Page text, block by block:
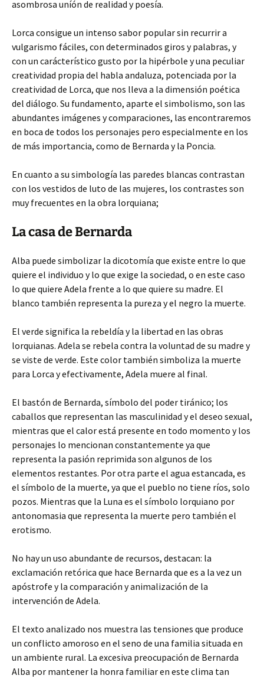
asombrosa uníón de realidad y poesía.
Lorca consigue un intenso sabor popular sin recurrir a
vulgarismo fáciles, con determinados giros y palabras, y
con un carácterístico gusto por la hipérbole y una peculiar
creatividad propia del habla andaluza, potenciada por la
creatividad de Lorca, que nos lleva a la dimensión poética
del diálogo. Su fundamento, aparte el simbolismo, son las
abundantes imágenes y comparaciones, las encontraremos
en boca de todos los personajes pero especialmente en los
de más importancia, como de Bernarda y la Poncia.
En cuanto a su simbología las paredes blancas contrastan
con los vestidos de luto de las mujeres, los contrastes son
muy frecuentes en la obra lorquiana;
La casa de Bernarda
Alba puede simbolizar la dicotomía que existe entre lo que
quiere el individuo y lo que exige la sociedad, o en este caso
lo que quiere Adela frente a lo que quiere su madre. El
blanco también representa la pureza y el negro la muerte.
El verde significa la rebeldía y la libertad en las obras
lorquianas. Adela se rebela contra la voluntad de su madre y
se viste de verde. Este color también simboliza la muerte
para Lorca y efectivamente, Adela muere al final.
El bastón de Bernarda, símbolo del poder tiránico; los
caballos que representan las masculinidad y el deseo sexual,
mientras que el calor está presente en todo momento y los
personajes lo mencionan constantemente ya que
representa la pasión reprimida son algunos de los
elementos restantes. Por otra parte el agua estancada, es
el símbolo de la muerte, ya que el pueblo no tiene ríos, solo
pozos. Mientras que la Luna es el símbolo lorquiano por
antonomasia que representa la muerte pero también el
erotismo.
No hay un uso abundante de recursos, destacan: la
exclamación retórica que hace Bernarda que es a la vez un
apóstrofe y la comparación y animalización de la
intervención de Adela.
El texto analizado nos muestra las tensiones que produce
un conflicto amoroso en el seno de una familia situada en
un ambiente rural. La excesiva preocupación de Bernarda
Alba por mantener la honra familiar en este clima tan